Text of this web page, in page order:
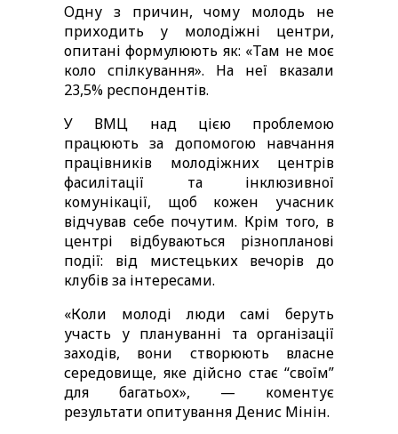
Одну з причин, чому молодь не
приходить у молодіжні центри,
опитані формулюють як: «Там не моє
коло спілкування». На неї вказали
23,5% респондентів.
У ВМЦ над цією проблемою
працюють за допомогою навчання
працівників молодіжних центрів
фасилітації та інклюзивної
комунікації, щоб кожен учасник
відчував себе почутим. Крім того, в
центрі відбуваються різнопланові
події: від мистецьких вечорів до
клубів за інтересами.
«Коли молоді люди самі беруть
участь у плануванні та організації
заходів, вони створюють власне
середовище, яке дійсно стає “своїм”
для багатьох», — коментує
результати опитування Денис Мінін.